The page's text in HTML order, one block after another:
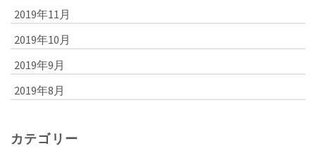
2019年11月
2019年10月
2019年9月
2019年8月
カテゴリー